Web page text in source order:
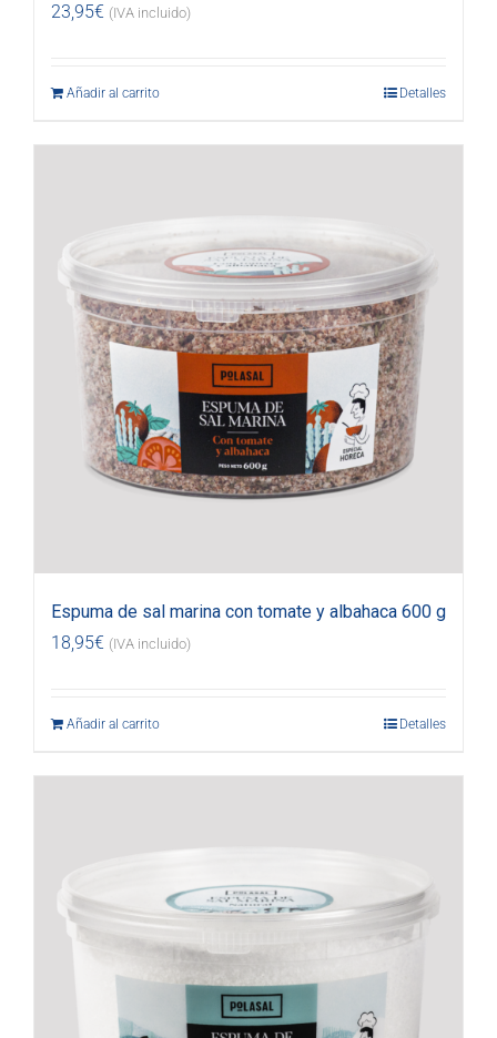
23,95€ (IVA incluido)
Añadir al carrito Detalles
Espuma de sal marina con tomate y albahaca 600 g
18,95€ (IVA incluido)
Añadir al carrito Detalles